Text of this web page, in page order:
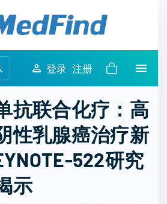
e
r
c
h
f
o
r
登录 注册
抗联合化疗：高
性乳腺癌治疗新
522研究
示